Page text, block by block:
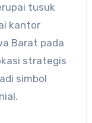
tusuk
kantor
Barat pada
strategis
simbol